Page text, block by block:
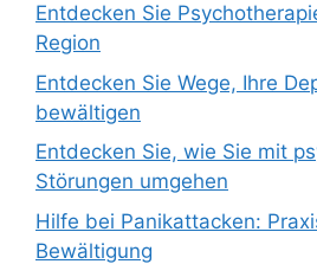
Entdecken Sie
Region
Entdecken Sie Wege, Ihre
bewältigen
Entdecken Sie, wie Sie mit
Störungen umgehen
Hilfe bei Panikattacken:
Bewältigung